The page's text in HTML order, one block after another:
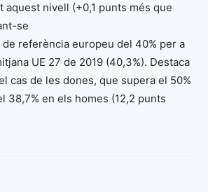
aquest nivell (+0,1 punts més que
se
referència europeu del 40% per a
UE 27 de 2019 (40,3%). Destaca
cas de les dones, que supera el 50%
38,7% en els homes (12,2 punts